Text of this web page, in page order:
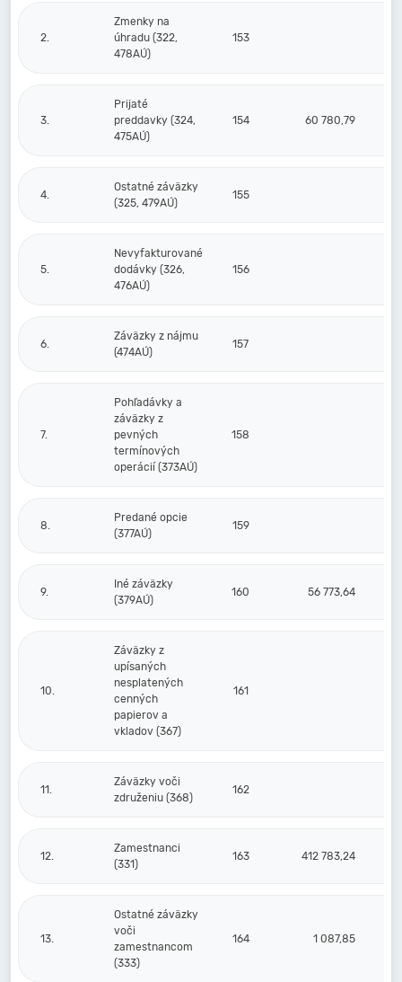
2.
Zmenky na
úhradu (322,
478AÚ)
153
3.
Prijaté
preddavky (324,
475AÚ)
154 60 780,79
4.
Ostatné záväzky
(325, 479AÚ)
155
5.
Nevyfakturované
dodávky (326,
476AÚ)
156
6.
Záväzky z nájmu
(474AÚ)
157
7.
Pohľadávky a
záväzky z
pevných
termínových
operácií (373AÚ)
158
8.
Predané opcie
(377AÚ)
159
9.
Iné záväzky
(379AÚ)
160 56 773,64
10.
Záväzky z
upísaných
nesplatených
cenných
papierov a
vkladov (367)
161
11.
Záväzky voči
združeniu (368)
162
12.
Zamestnanci
(331)
163 412 783,24
13.
Ostatné záväzky
voči
zamestnancom
(333)
164 1 087,85